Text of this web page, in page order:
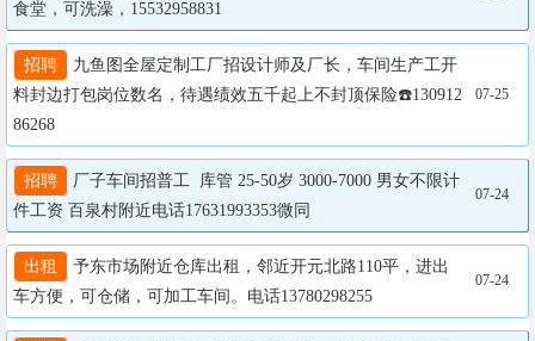
食堂，可洗澡，15532958831
招聘
九鱼图全屋定制工厂招设计师及厂长，车间生产工开
料封边打包岗位数名，待遇绩效五千起上不封顶保险☎️130912
86268
07-25
招聘
厂子车间招普工  库管 25-50岁 3000-7000 男女不限计
件工资 百泉村附近电话17631993353微同
07-24
出租
予东市场附近仓库出租，邻近开元北路110平，进出
车方便，可仓储，可加工车间。电话13780298255
07-24